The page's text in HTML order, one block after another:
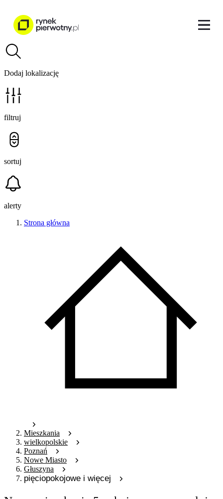
Dodaj lokalizację
filtruj
sortuj
alerty
Strona główna
Mieszkania
wielkopolskie
Poznań
Nowe Miasto
Głuszyna
pięciopokojowe i więcej